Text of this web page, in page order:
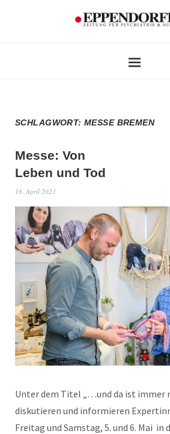
SCHLAGWORT:MESSE BREMEN
Messe: Von
Leben und Tod
18. April 2023
Unter dem Titel „…und da ist immer
diskutieren und informieren
Freitag und Samstag, 5. und 6. Mai in